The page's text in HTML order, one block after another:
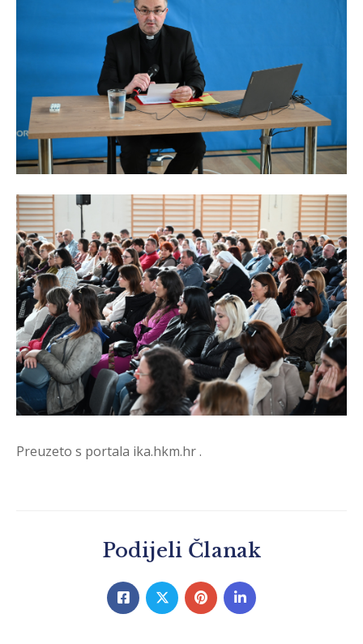
Preuzeto s portala ika.hkm.hr .
Podijeli Članak